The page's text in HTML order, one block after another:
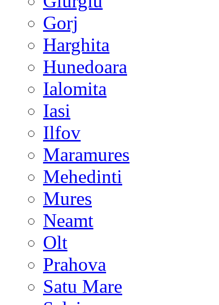
Gorj
Harghita
Hunedoara
Ialomita
Iasi
Ilfov
Maramures
Mehedinti
Mures
Neamt
Olt
Prahova
Satu Mare